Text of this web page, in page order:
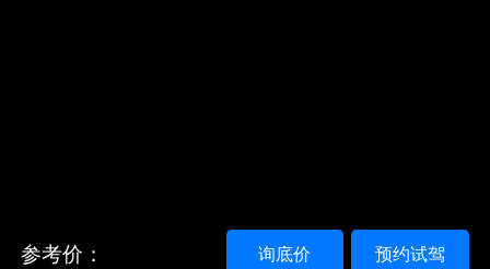
参考价： 预约试驾
询底价